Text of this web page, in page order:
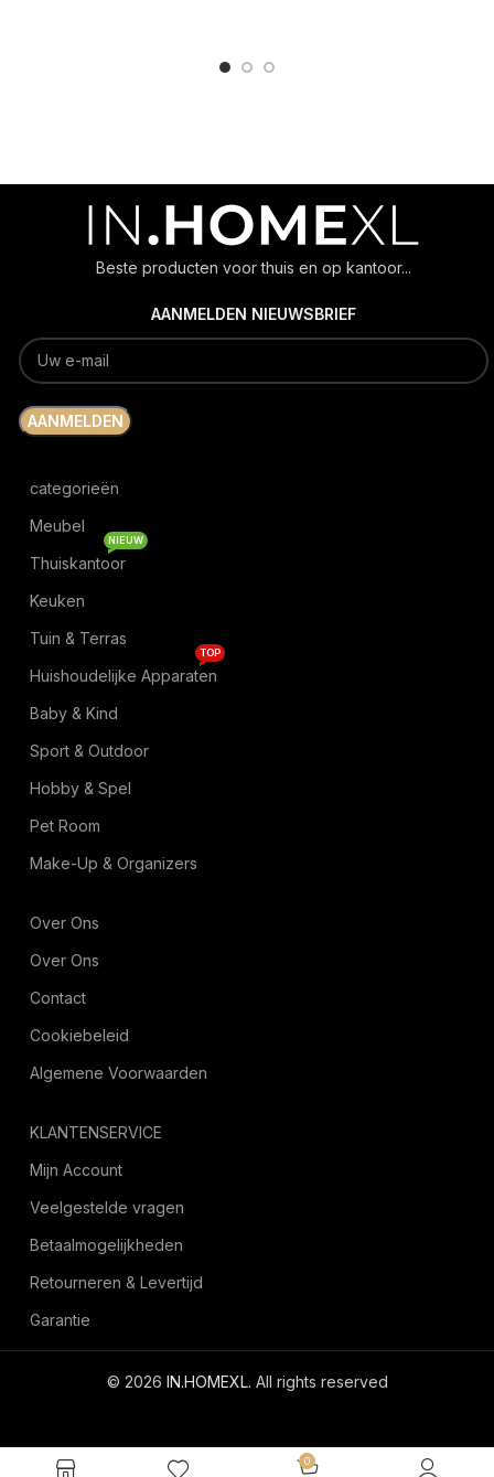
Beste producten voor thuis en op kantoor...
AANMELDEN NIEUWSBRIEF
categorieën
Meubel
Thuiskantoor
NIEUW
Keuken
Tuin & Terras
Huishoudelijke Apparaten
TOP
Baby & Kind
Sport & Outdoor
Hobby & Spel
Pet Room
Make-Up & Organizers
Over Ons
Over Ons
Contact
Cookiebeleid
Algemene Voorwaarden
KLANTENSERVICE
Mijn Account
Veelgestelde vragen
Betaalmogelijkheden
Retourneren & Levertijd
Garantie
© 2026 IN.HOMEXL. All rights reserved
0